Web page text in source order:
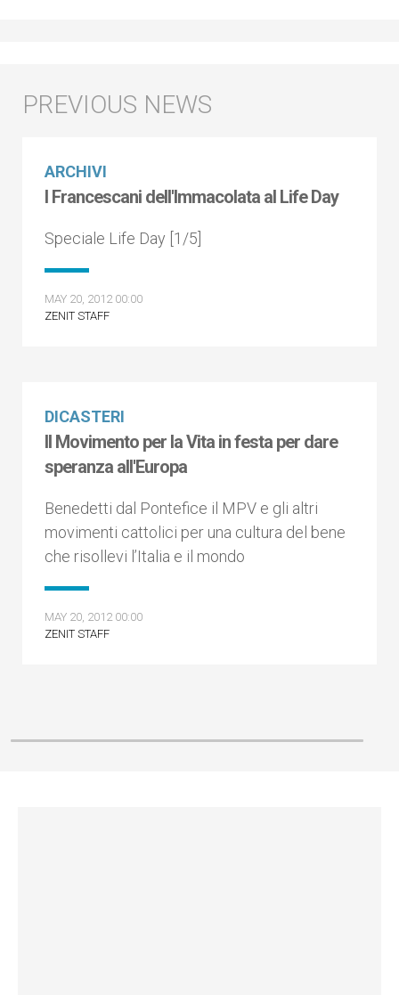
ARCHIVI
I Francescani dell'Immacolata al Life Day
Speciale Life Day [1/5]
MAY 20, 2012 00:00
ZENIT STAFF
DICASTERI
Il Movimento per la Vita in festa per dare
speranza all'Europa
Benedetti dal Pontefice il MPV e gli altri
movimenti cattolici per una cultura del bene
che risollevi l’Italia e il mondo
MAY 20, 2012 00:00
ZENIT STAFF